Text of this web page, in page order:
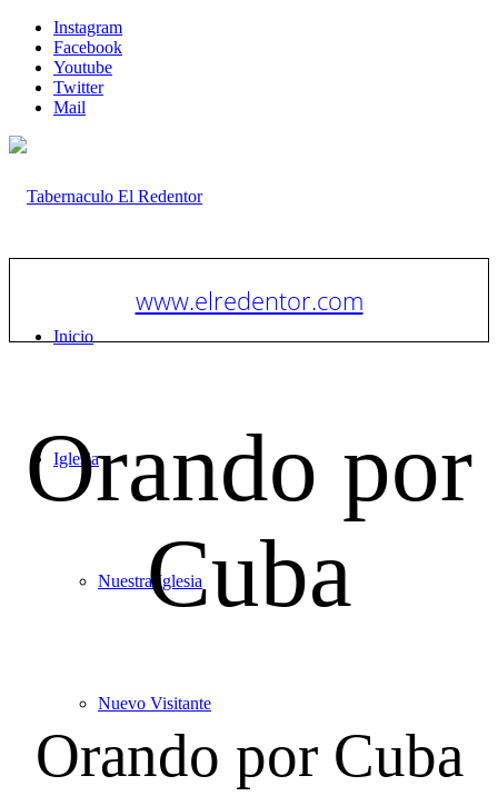
Instagram
Facebook
Youtube
Twitter
Mail
Inicio
Iglesia
Nuestra Iglesia
Nuevo Visitante
www.elredentor.com
Orando por
Cuba
Orando por Cuba